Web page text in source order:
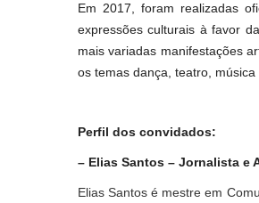
Em 2017, foram realizadas
expressões culturais à favor
mais variadas manifestações
os temas dança, teatro,
Perfil dos convidados:
– Elias Santos – Jornalista e
Elias Santos é mestre em